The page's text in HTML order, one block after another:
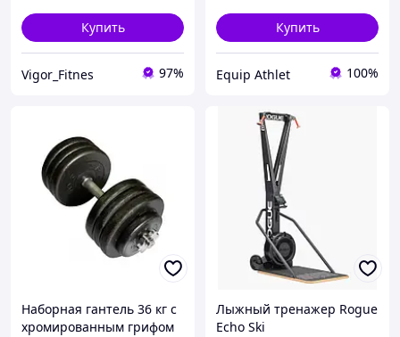
Купить
Vigor_Fitnes 97%
Купить
Equip Athlet 100%
Наборная гантель 36 кг с
хромированным грифом
Лыжный тренажер Rogue
Echo Ski